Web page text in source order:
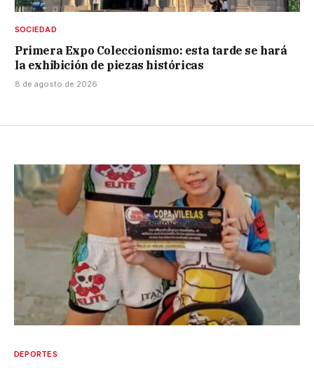
SOCIEDAD
Primera Expo Coleccionismo: esta tarde se hará
la exhibición de piezas históricas
8 de agosto de 2026
DEPORTES